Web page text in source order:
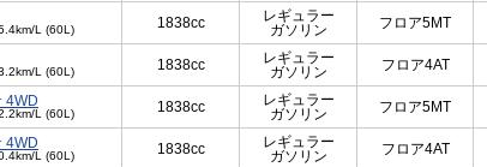
L (60L) 1838cc
レギュラー
ガソリン
フロア5MT
L (60L) 1838cc
レギュラー
ガソリン
フロア4AT
4WD
L (60L) 1838cc
レギュラー
ガソリン
フロア5MT
4WD
L (60L) 1838cc
レギュラー
ガソリン
フロア4AT